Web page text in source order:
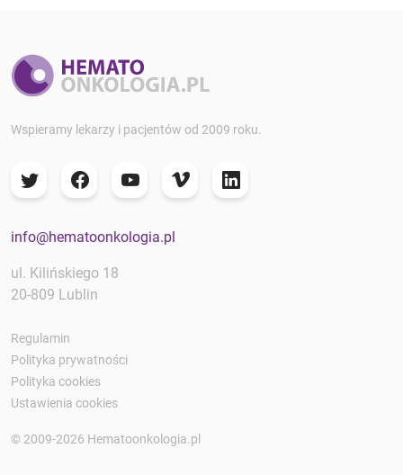
Wspieramy lekarzy i pacjentów od 2009 roku.
info@hematoonkologia.pl
ul. Kilińskiego 18
20-809 Lublin
Regulamin
Polityka prywatności
Polityka cookies
Ustawienia cookies
© 2009-2026 Hematoonkologia.pl